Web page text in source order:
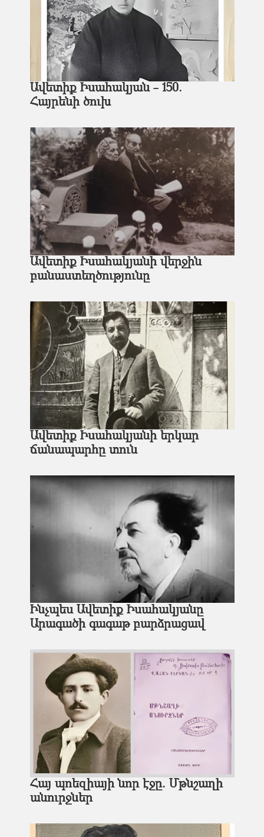
Ավետիք Իսահակյան - 150.
Հայրենի ծուխ
Ավետիք Իսահակյանի վերջին
բանաստեղծությունը
Ավետիք Իսահակյանի երկար
ճանապարհը տուն
Ինչպես Ավետիք Իսահակյանը
Արագածի գագաթ բարձրացավ
Հայ պոեզիայի նոր էջը. Մթնշաղի
անուրջներ